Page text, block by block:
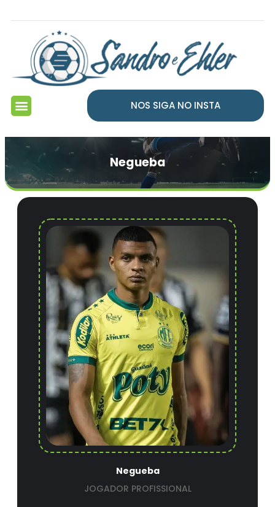
NOS SIGA NO INSTA
Negueba
Negueba
JOGADOR PROFISSIONAL